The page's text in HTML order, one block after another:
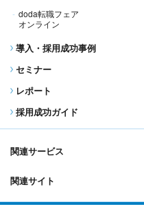
doda転職フェア
オンライン
導入・採用成功事例
セミナー
レポート
採用成功ガイド
関連サービス
関連サイト